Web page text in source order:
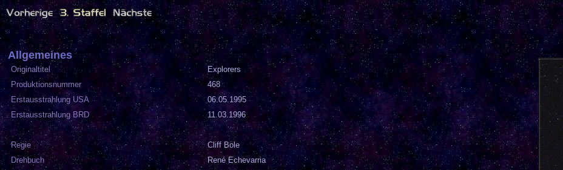
Allgemeines
Originaltitel
Explorers
Produktionsnummer
468
Erstausstrahlung USA
06.05.1995
Erstausstrahlung BRD
11.03.1996
Regie
Cliff Bole
Drehbuch
René Echevarria